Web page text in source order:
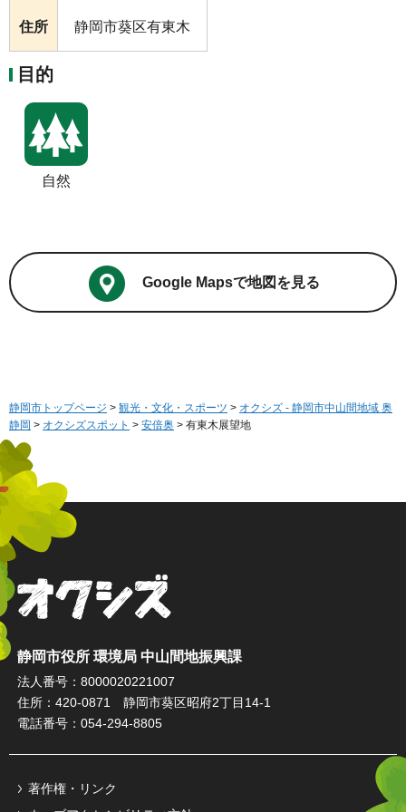
住所 静岡市葵区有東木
目的
自然
Google Mapsで地図を見る
静岡市トップページ > 観光・文化・スポーツ > オクシズ - 静岡市中山間地域 奥
静岡 > オクシズスポット > 安倍奥 > 有東木展望地
静岡市役所 環境局 中山間地振興課
法人番号：8000020221007
住所：420-0871 静岡市葵区昭府2丁目14-1
電話番号：054-294-8805
著作権・リンク